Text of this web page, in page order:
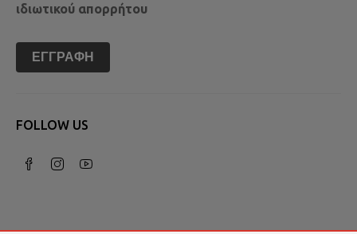
ιδιωτικού απορρήτου
ΕΓΓΡΑΦΉ
FOLLOW US